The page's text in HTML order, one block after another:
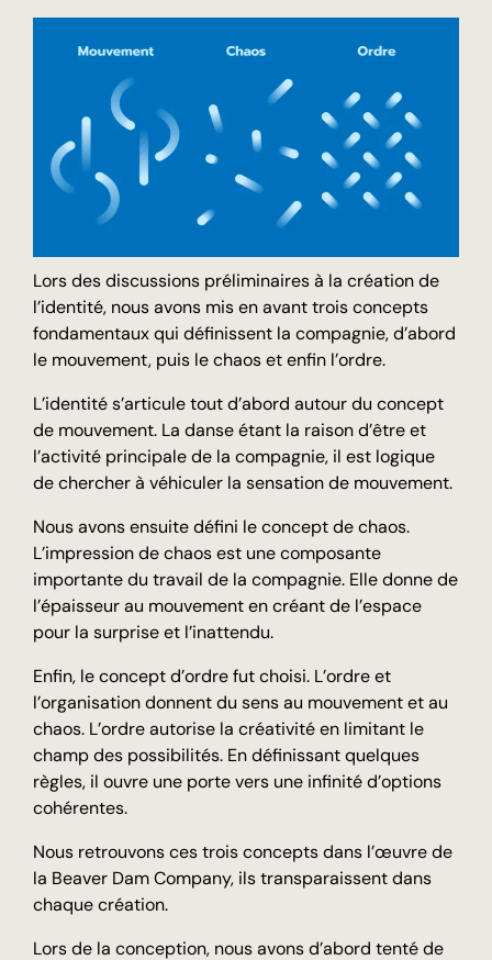
Lors des discussions préliminaires à la création de
l’identité, nous avons mis en avant trois concepts
fondamentaux qui définissent la compagnie, d’abord
le mouvement, puis le chaos et enfin l’ordre.
L’identité s’articule tout d’abord autour du concept
de mouvement. La danse étant la raison d’être et
l’activité principale de la compagnie, il est logique
de chercher à véhiculer la sensation de mouvement.
Nous avons ensuite défini le concept de chaos.
L’impression de chaos est une composante
importante du travail de la compagnie. Elle donne de
l’épaisseur au mouvement en créant de l’espace
pour la surprise et l’inattendu.
Enfin, le concept d’ordre fut choisi. L’ordre et
l’organisation donnent du sens au mouvement et au
chaos. L’ordre autorise la créativité en limitant le
champ des possibilités. En définissant quelques
règles, il ouvre une porte vers une infinité d’options
cohérentes.
Nous retrouvons ces trois concepts dans l’œuvre de
la Beaver Dam Company, ils transparaissent dans
chaque création.
Lors de la conception, nous avons d’abord tenté de